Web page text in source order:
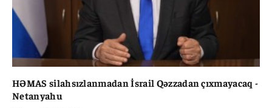
HƏMAS silahsızlanmadan İsrail Qəzzadan çıxmayacaq -
Netanyahu